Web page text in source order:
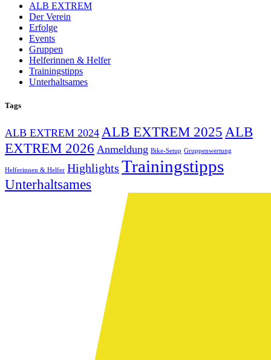
ALB EXTREM
Der Verein
Erfolge
Events
Gruppen
Helferinnen & Helfer
Trainingstipps
Unterhaltsames
Tags
ALB EXTREM 2024 ALB EXTREM 2025ALB
EXTREM 2026 Anmeldung Bike-Setup Gruppenwertung
Helferinnen & Helfer Highlights Trainingstipps
Unterhaltsames